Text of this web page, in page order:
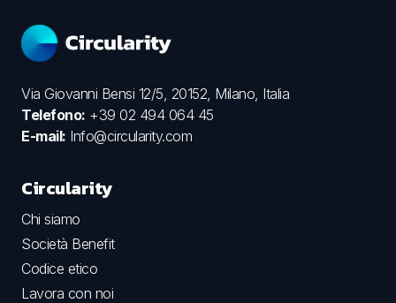
Via Giovanni Bensi 12/5, 20152, Milano, Italia
Telefono: +39 02 494 064 45
E-mail: Info@circularity.com
Circularity
Chi siamo
Società Benefit
Codice etico
Lavora con noi